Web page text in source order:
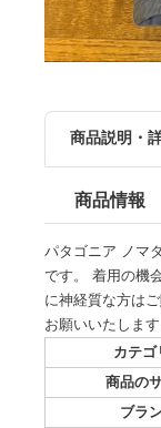
商品説明
商品情報
パタゴニア
です。 着用
に神経質な方